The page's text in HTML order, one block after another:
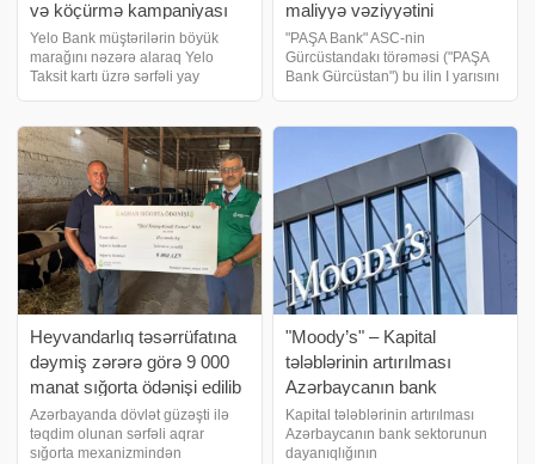
və köçürmə kampaniyası
uzadıldı
Yelo Bank müştərilərin böyük
marağını nəzərə alaraq Yelo
Taksit kartı üzrə sərfəli yay
genişləndirdi!. 14 avqust
tarixinədək Yelo Taksit kartının
kredit xəttindən istifad
maliyyə vəziyyətini
açıqlayıb
"PAŞA Bank" ASC-nin
Gürcüstandakı törəməsi ("PAŞA
Bank Gürcüstan") bu ilin I yarısını
hesabatına görə, bu, 2025-ci ili
Heyvandarlıq təsərrüfatına
dəymiş zərərə görə 9 000
manat sığorta ödənişi edilib
Azərbayanda dövlət güzəşti ilə
təqdim olunan sərfəli aqrar
sığorta mexanizmindən
"Moody’s" – Kapital
tələblərinin artırılması
Azərbaycanın bank
sektorunun dayanıqlığını
möhkəmləndirib
Kapital tələblərinin artırılması
Azərbaycanın bank sektorunun
dayanıqlığının